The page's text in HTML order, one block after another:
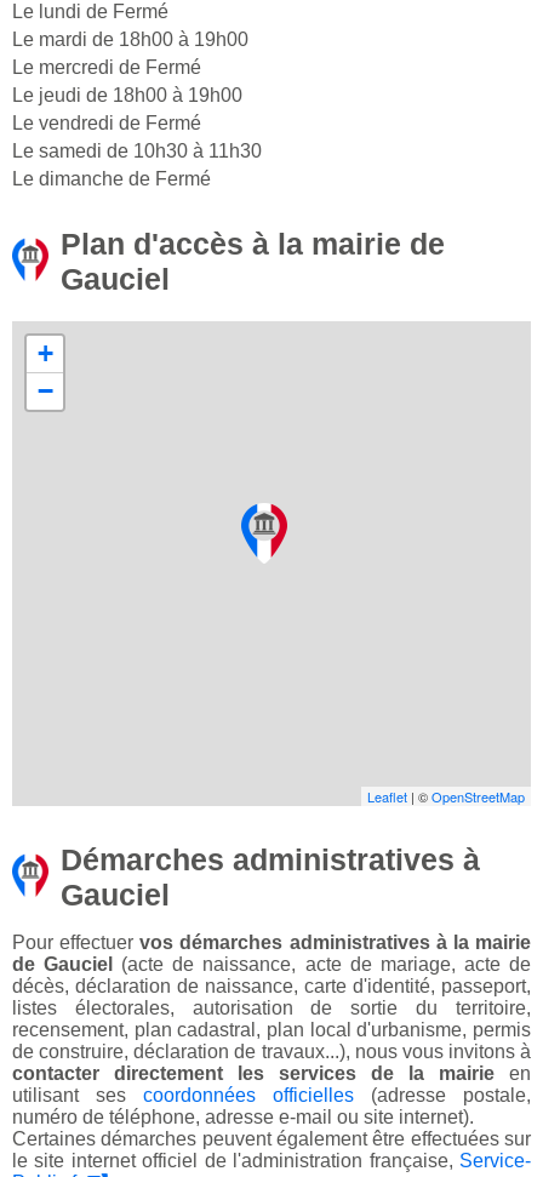
Le lundi de Fermé
Le mardi de 18h00 à 19h00
Le mercredi de Fermé
Le jeudi de 18h00 à 19h00
Le vendredi de Fermé
Le samedi de 10h30 à 11h30
Le dimanche de Fermé
Plan d'accès à la mairie de
Gauciel
+
−
Leaflet | ©OpenStreetMap
Démarches administratives à
Gauciel
Pour effectuervos démarches administratives à la mairie
de Gauciel
(acte de naissance, acte de mariage, acte de
décès, déclaration de naissance, carte d'identité, passeport,
listes électorales, autorisation de sortie du territoire,
recensement, plan cadastral, plan local d'urbanisme, permis
de construire, déclaration de travaux...), nous vous invitons à
contacter directement les services de la mairie en
utilisant ses coordonnées officielles (adresse postale,
numéro de téléphone, adresse e-mail ou site internet).
Certaines démarches peuvent également être effectuées sur
le site internet officiel de l'administration française, Service-